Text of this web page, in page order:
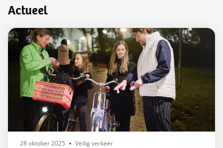
Actueel
28 oktober 2025 Veilig verkeer